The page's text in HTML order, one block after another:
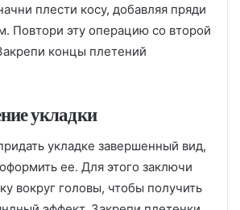
плести косу, добавляя пряди
Повтори эту операцию со второй
концы плетений
укладки
укладке завершенный вид,
ее. Для этого заключи
вокруг головы, чтобы получить